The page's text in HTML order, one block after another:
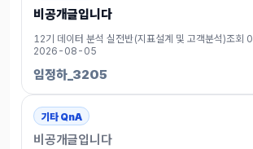
비공개글입니다
12기 데이터 분석 실전반(지표설계 및 고객분석)조회 0
2026-08-05
임정하_3205
기타 QnA
비공개글입니다